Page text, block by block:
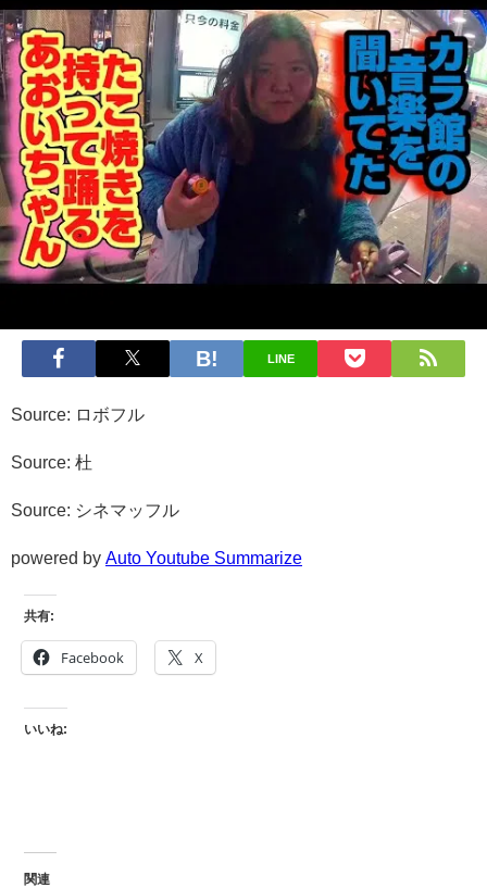
LINE
Source: ロボフル
Source: 杜
Source: シネマッフル
powered by Auto Youtube Summarize
共有:
Facebook X
いいね:
関連